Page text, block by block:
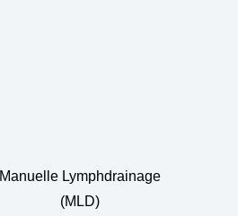
Manuelle Lymphdrainage
(MLD)